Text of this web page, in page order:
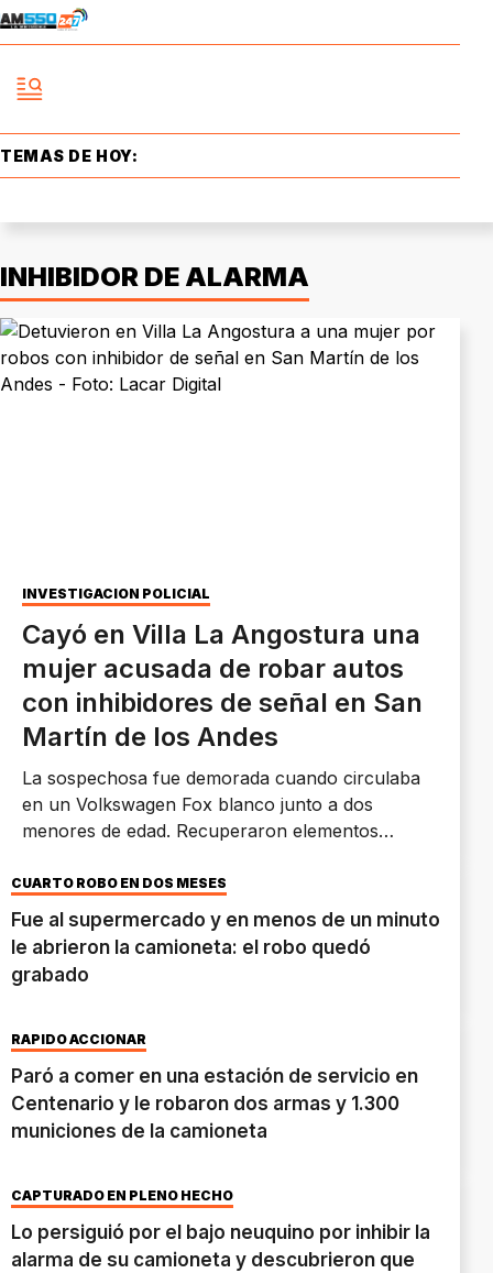
TEMAS DE HOY:
INHIBIDOR DE ALARMA
INVESTIGACIÓN POLICIAL
Cayó en Villa La Angostura una
mujer acusada de robar autos
con inhibidores de señal en San
Martín de los Andes
La sospechosa fue demorada cuando circulaba
en un Volkswagen Fox blanco junto a dos
menores de edad. Recuperaron elementos
CUARTO ROBO EN DOS MESES
Fue al supermercado y en menos de un minuto
le abrieron la camioneta: el robo quedó
grabado
RÁPIDO ACCIONAR
Paró a comer en una estación de servicio en
Centenario y le robaron dos armas y 1.300
municiones de la camioneta
CAPTURADO EN PLENO HECHO
Lo persiguió por el bajo neuquino por inhibir la
alarma de su camioneta y descubrieron que